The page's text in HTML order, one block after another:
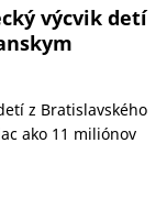
výcvik detí
z Bratislavského
ako 11 miliónov